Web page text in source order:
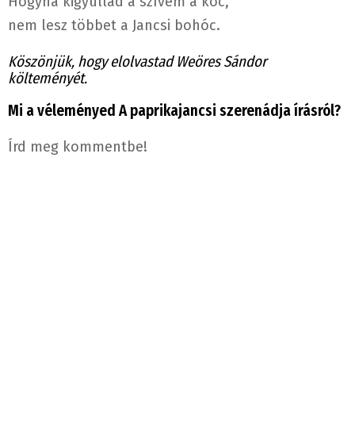
nem lesz többet a Jancsi bohóc.
Köszönjük, hogy elolvastad Weöres Sándor
költeményét.
Mi a véleményed A paprikajancsi szerenádja írásról?
Írd meg kommentbe!